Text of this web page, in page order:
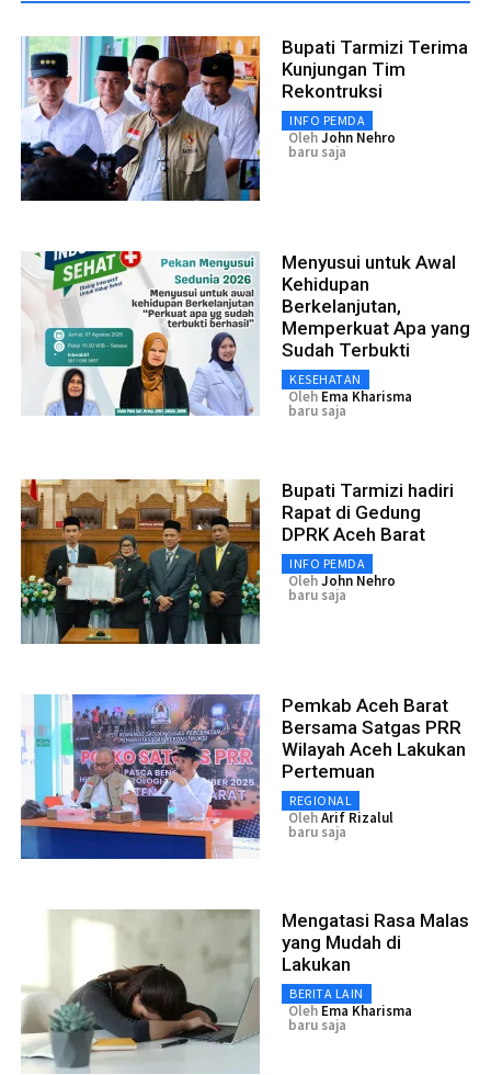
Bupati Tarmizi Terima
Kunjungan Tim
Rekontruksi
INFO PEMDA
OlehJohn Nehro
baru saja
Menyusui untuk Awal
Kehidupan
Berkelanjutan,
Memperkuat Apa yang
Sudah Terbukti
KESEHATAN
Oleh Ema Kharisma
baru saja
Bupati Tarmizi hadiri
Rapat di Gedung
DPRK Aceh Barat
INFO PEMDA
OlehJohn Nehro
baru saja
Pemkab Aceh Barat
Bersama Satgas PRR
Wilayah Aceh Lakukan
Pertemuan
REGIONAL
OlehArif Rizalul
baru saja
Mengatasi Rasa Malas
yang Mudah di
Lakukan
BERITA LAIN
Oleh Ema Kharisma
baru saja